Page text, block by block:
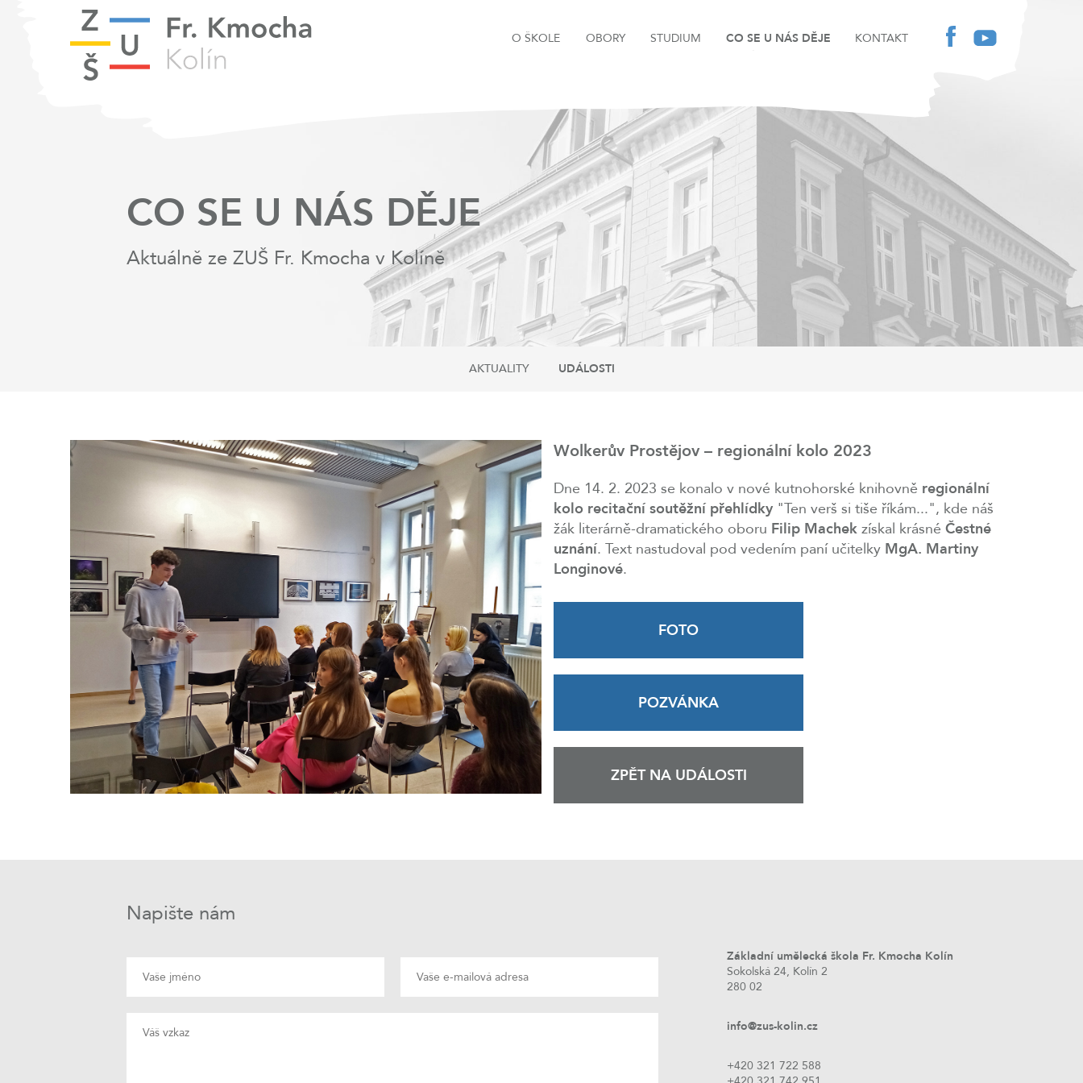
O ŠKOLE OBORY STUDIUM CO SE U NÁS DĚJE KONTAKT
CO SE U NÁS DĚJE
Aktuálně ze ZUŠ Fr. Kmocha v Kolíně
AKTUALITY UDÁLOSTI
Wolkerův Prostějov – regionální kolo 2023
Dne 14. 2. 2023 se konalo v nové kutnohorské knihovně regionální
kolo recitační soutěžní přehlídky "Ten verš si tiše říkám...", kde náš
žák literárně-dramatického oboru Filip Machek získal krásné Čestné
uznání. Text nastudoval pod vedením paní učitelky MgA. Martiny
Longinové.
FOTO
POZVÁNKA
ZPĚT NA UDÁLOSTI
Napište nám
Základní umělecká škola Fr. Kmocha Kolín
Sokolská 24, Kolín 2
280 02
info@zus-kolin.cz
+420 321 722 588